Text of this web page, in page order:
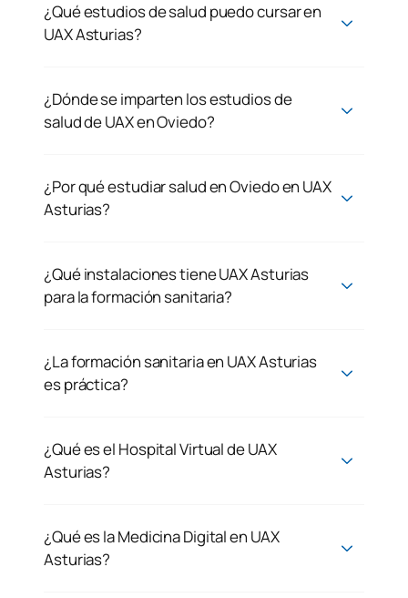
¿Qué estudios de salud puedo cursar en
UAX Asturias?
¿Dónde se imparten los estudios de
salud de UAX en Oviedo?
¿Por qué estudiar salud en Oviedo en UAX
Asturias?
¿Qué instalaciones tiene UAX Asturias
para la formación sanitaria?
¿La formación sanitaria en UAX Asturias
es práctica?
¿Qué es el Hospital Virtual de UAX
Asturias?
¿Qué es la Medicina Digital en UAX
Asturias?